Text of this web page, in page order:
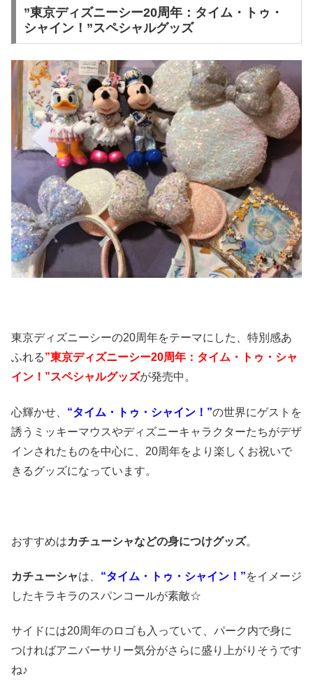
”東京ディズニーシー20周年：タイム・トゥ・
シャイン！”スペシャルグッズ
東京ディズニーシーの20周年をテーマにした、特別感あ
ふれる”東京ディズニーシー20周年：タイム・トゥ・シャ
イン！”スペシャルグッズが発売中。
心輝かせ、 “タイム・トゥ・シャイン！”の世界にゲストを
誘うミッキーマウスやディズニーキャラクターたちがデザ
インされたものを中心に、20周年をより楽しくお祝いで
きるグッズになっています。
おすすめはカチューシャなどの身につけグッズ。
カチューシャは、 “タイム・トゥ・シャイン！”をイメージ
したキラキラのスパンコールが素敵☆
サイドには20周年のロゴも入っていて、パーク内で身に
つければアニバーサリー気分がさらに盛り上がりそうです
ね♪